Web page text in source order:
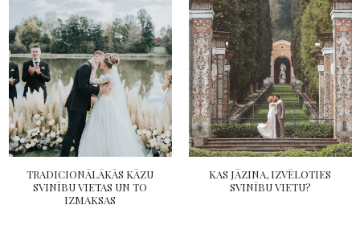
TRADICIONĀLĀKĀS KĀZU
SVINĪBU VIETAS UN TO
IZMAKSAS
KAS JĀZINA, IZVĒLOTIES
SVINĪBU VIETU?